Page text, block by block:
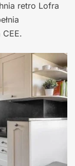
retro Lofra